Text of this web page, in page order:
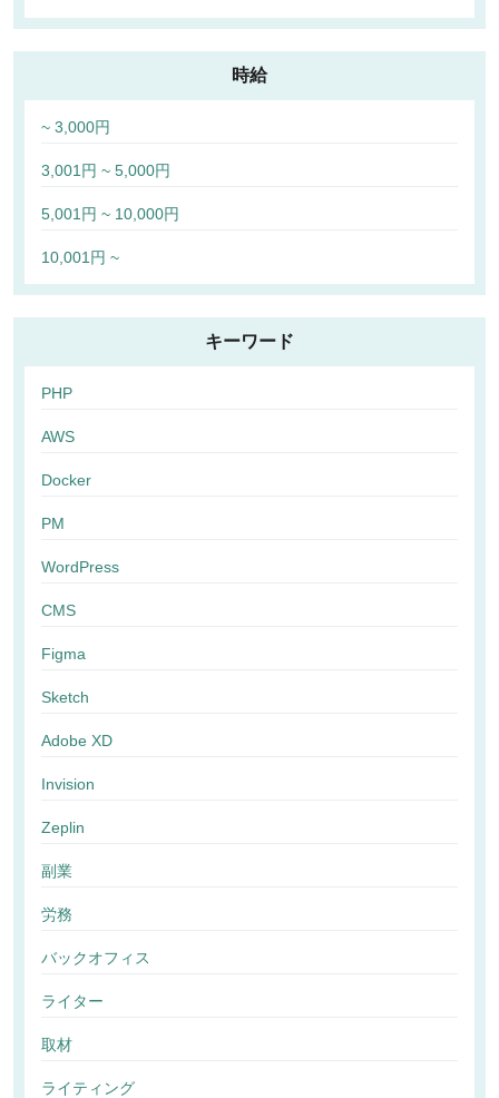
時給
~ 3,000円
3,001円 ~ 5,000円
5,001円 ~ 10,000円
10,001円 ~
キーワード
PHP
AWS
Docker
PM
WordPress
CMS
Figma
Sketch
Adobe XD
Invision
Zeplin
副業
労務
バックオフィス
ライター
取材
ライティング